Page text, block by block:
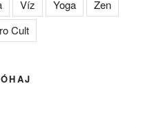
Víz Yoga
Zen
Cult